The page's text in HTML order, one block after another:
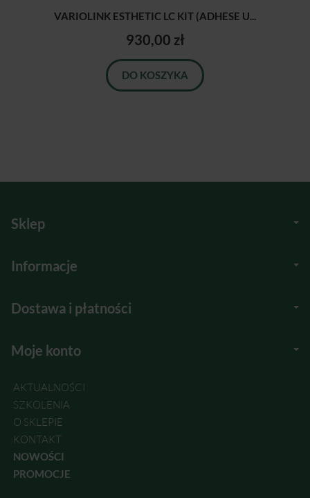
VARIOLINK ESTHETIC LC KIT (ADHESE U...
930,00 zł
DO KOSZYKA
Sklep
Informacje
Dostawa i płatności
Moje konto
AKTUALNOŚCI
SZKOLENIA
O SKLEPIE
KONTAKT
NOWOŚCI
PROMOCJE